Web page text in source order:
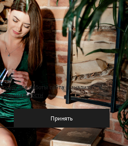
для работы сайта и анализа
Принять